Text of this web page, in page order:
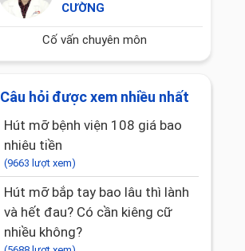
CƯỜNG
Cố vấn chuyên môn
Câu hỏi được xem nhiều nhất
Hút mỡ bệnh viện 108 giá bao
nhiêu tiền
(9663 lượt xem)
Hút mỡ bắp tay bao lâu thì lành
và hết đau? Có cần kiêng cữ
nhiều không?